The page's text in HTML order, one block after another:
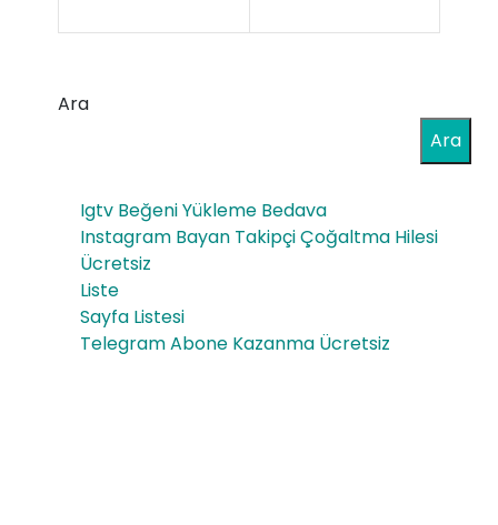
ları
Ara
Ara
Igtv Beğeni Yükleme Bedava
Instagram Bayan Takipçi Çoğaltma Hilesi
Ücretsiz
Liste
Sayfa Listesi
Telegram Abone Kazanma Ücretsiz